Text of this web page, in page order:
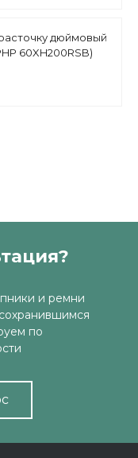
дюймовый
60XH200RSB)
и ремни
по